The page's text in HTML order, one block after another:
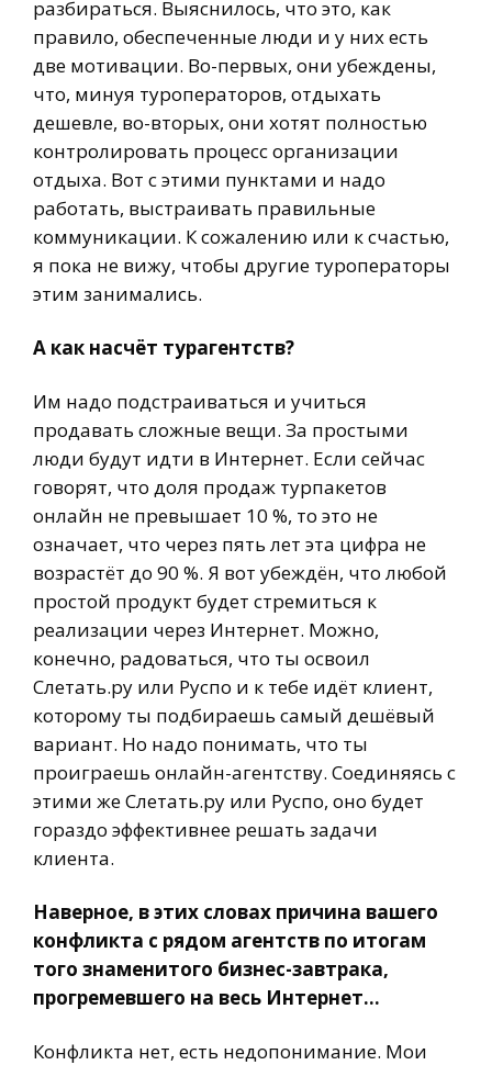
разбираться. Выяснилось, что это, как
правило, обеспеченные люди и у них есть
две мотивации. Во-первых, они убеждены,
что, минуя туроператоров, отдыхать
дешевле, во-вторых, они хотят полностью
контролировать процесс организации
отдыха. Вот с этими пунктами и надо
работать, выстраивать правильные
коммуникации. К сожалению или к счастью,
я пока не вижу, чтобы другие туроператоры
этим занимались.
А как насчёт турагентств?
Им надо подстраиваться и учиться
продавать сложные вещи. За простыми
люди будут идти в Интернет. Если сейчас
говорят, что доля продаж турпакетов
онлайн не превышает 10 %, то это не
означает, что через пять лет эта цифра не
возрастёт до 90 %. Я вот убеждён, что любой
простой продукт будет стремиться к
реализации через Интернет. Можно,
конечно, радоваться, что ты освоил
Слетать.ру или Руспо и к тебе идёт клиент,
которому ты подбираешь самый дешёвый
вариант. Но надо понимать, что ты
проиграешь онлайн-агентству. Соединяясь с
этими же Слетать.ру или Руспо, оно будет
гораздо эффективнее решать задачи
клиента.
Наверное, в этих словах причина вашего
конфликта с рядом агентств по итогам
того знаменитого бизнес-завтрака,
прогремевшего на весь Интернет…
Конфликта нет, есть недопонимание. Мои